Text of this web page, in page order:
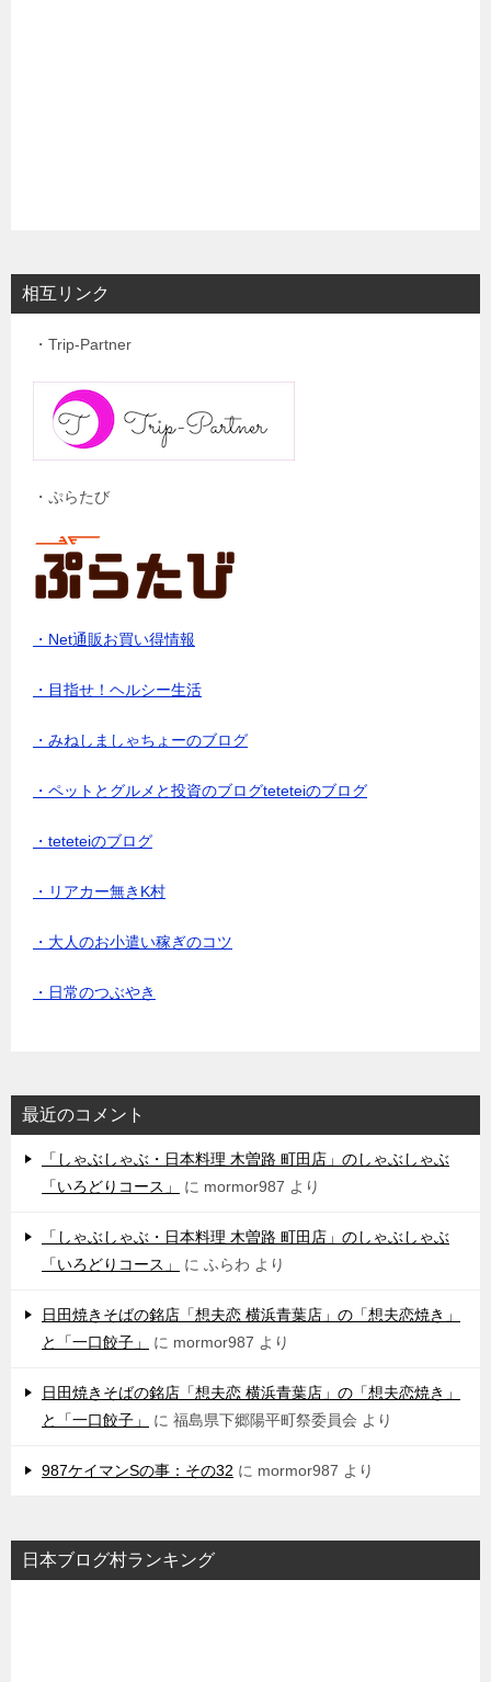
相互リンク
・Trip-Partner
・ぷらたび
・Net通販お買い得情報
・目指せ！ヘルシー生活
・みねしましゃちょーのブログ
・ペットとグルメと投資のブログteteteiのブログ
・teteteiのブログ
・リアカー無きK村
・大人のお小遣い稼ぎのコツ
・日常のつぶやき
最近のコメント
「しゃぶしゃぶ・日本料理 木曽路 町田店」のしゃぶしゃぶ
「いろどりコース」
に mormor987 より
「しゃぶしゃぶ・日本料理 木曽路 町田店」のしゃぶしゃぶ
「いろどりコース」
に ふらわ より
日田焼きそばの銘店「想夫恋 横浜青葉店」の「想夫恋焼き」
と「一口餃子」
に mormor987 より
日田焼きそばの銘店「想夫恋 横浜青葉店」の「想夫恋焼き」
と「一口餃子」
に 福島県下郷陽平町祭委員会 より
987ケイマンSの事：その32 に mormor987 より
日本ブログ村ランキング